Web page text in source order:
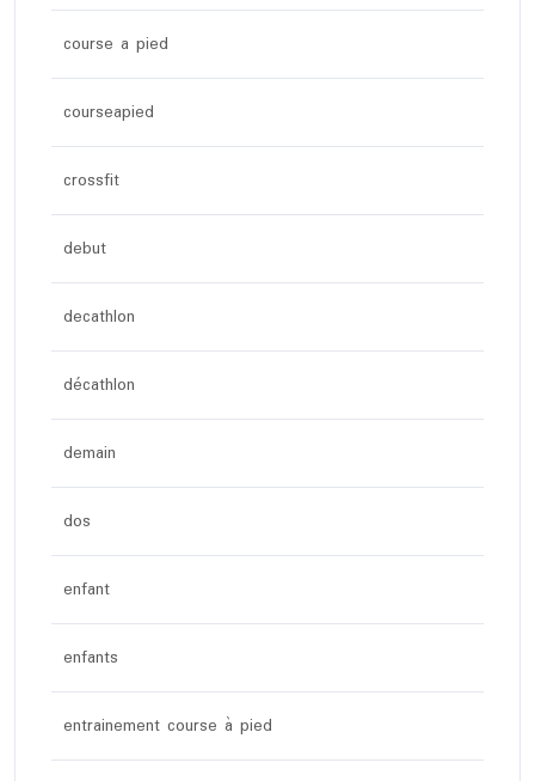
course a pied
courseapied
crossfit
debut
decathlon
décathlon
demain
dos
enfant
enfants
entrainement course à pied